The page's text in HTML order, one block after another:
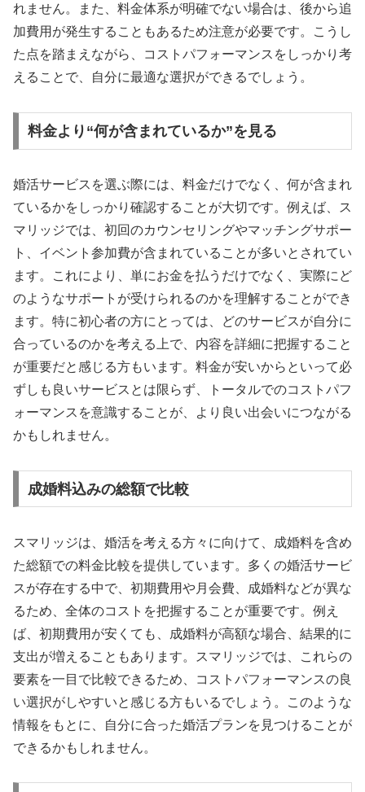
れません。また、料金体系が明確でない場合は、後から追
加費用が発生することもあるため注意が必要です。こうし
た点を踏まえながら、コストパフォーマンスをしっかり考
えることで、自分に最適な選択ができるでしょう。
料金より“何が含まれているか”を見る
婚活サービスを選ぶ際には、料金だけでなく、何が含まれ
ているかをしっかり確認することが大切です。例えば、ス
マリッジでは、初回のカウンセリングやマッチングサポー
ト、イベント参加費が含まれていることが多いとされてい
ます。これにより、単にお金を払うだけでなく、実際にど
のようなサポートが受けられるのかを理解することができ
ます。特に初心者の方にとっては、どのサービスが自分に
合っているのかを考える上で、内容を詳細に把握すること
が重要だと感じる方もいます。料金が安いからといって必
ずしも良いサービスとは限らず、トータルでのコストパフ
ォーマンスを意識することが、より良い出会いにつながる
かもしれません。
成婚料込みの総額で比較
スマリッジは、婚活を考える方々に向けて、成婚料を含め
た総額での料金比較を提供しています。多くの婚活サービ
スが存在する中で、初期費用や月会費、成婚料などが異な
るため、全体のコストを把握することが重要です。例え
ば、初期費用が安くても、成婚料が高額な場合、結果的に
支出が増えることもあります。スマリッジでは、これらの
要素を一目で比較できるため、コストパフォーマンスの良
い選択がしやすいと感じる方もいるでしょう。このような
情報をもとに、自分に合った婚活プランを見つけることが
できるかもしれません。